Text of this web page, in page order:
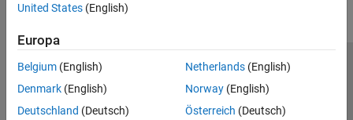
United States (English)
Europa
Belgium (English)
Denmark (English)
Deutschland (Deutsch)
Netherlands(English)
Norway(English)
Österreich (Deutsch)
Trust Center
Datenschutz-Richtlinien
Datendiebstahl verhindern
Status von Anwendungen
© 1994-2026 The MathWorks, Inc.